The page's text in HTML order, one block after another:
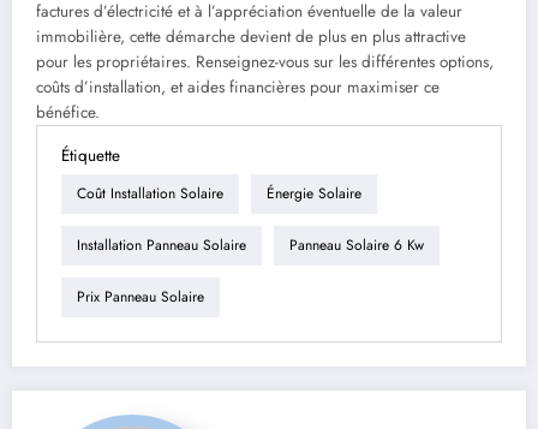
factures d’électricité et à l’appréciation éventuelle de la valeur
immobilière, cette démarche devient de plus en plus attractive
pour les propriétaires. Renseignez-vous sur les différentes options,
coûts d’installation, et aides financières pour maximiser ce
bénéfice.
Étiquette
Coût Installation Solaire Énergie Solaire
Installation Panneau Solaire Panneau Solaire 6 Kw
Prix Panneau Solaire